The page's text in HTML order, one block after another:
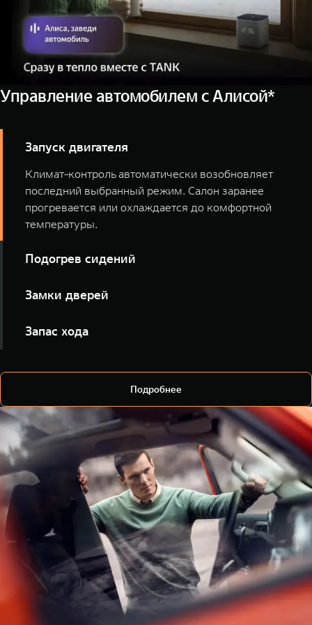
Управление автомобилем с Алисой*
Запуск двигателя
Климат-контроль автоматически возобновляет
последний выбранный режим. Салон заранее
прогревается или охлаждается до комфортной
температуры.
Подогрев сидений
мест голосом, ещё до выхода из дома.
Замки дверей
удалённо, не открывая приложение.
Запас хода
дальность поездки.
Подробнее